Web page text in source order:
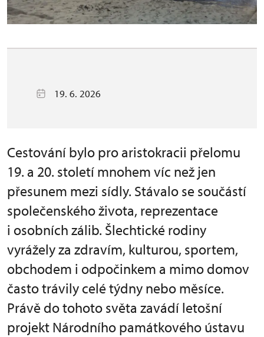
19. 6. 2026
Cestování bylo pro aristokracii přelomu
19. a 20. století mnohem víc než jen
přesunem mezi sídly. Stávalo se součástí
společenského života, reprezentace
i osobních zálib. Šlechtické rodiny
vyrážely za zdravím, kulturou, sportem,
obchodem i odpočinkem a mimo domov
často trávily celé týdny nebo měsíce.
Právě do tohoto světa zavádí letošní
projekt Národního památkového ústavu